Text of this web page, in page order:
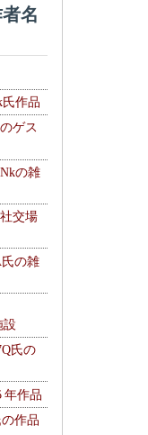
名
作品
ゲス
の雑
交場
の雑
氏の
年作品
作品